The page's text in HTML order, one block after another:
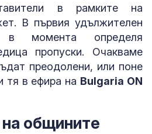
в рамките на
В първия удължителен
момента определя
пропуски. Очакваме
преодолени, или поне
тя в ефира на Bulgaria ON
общините